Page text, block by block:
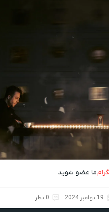
ما عضو شوید
19 نوامبر 2024 0 نظر